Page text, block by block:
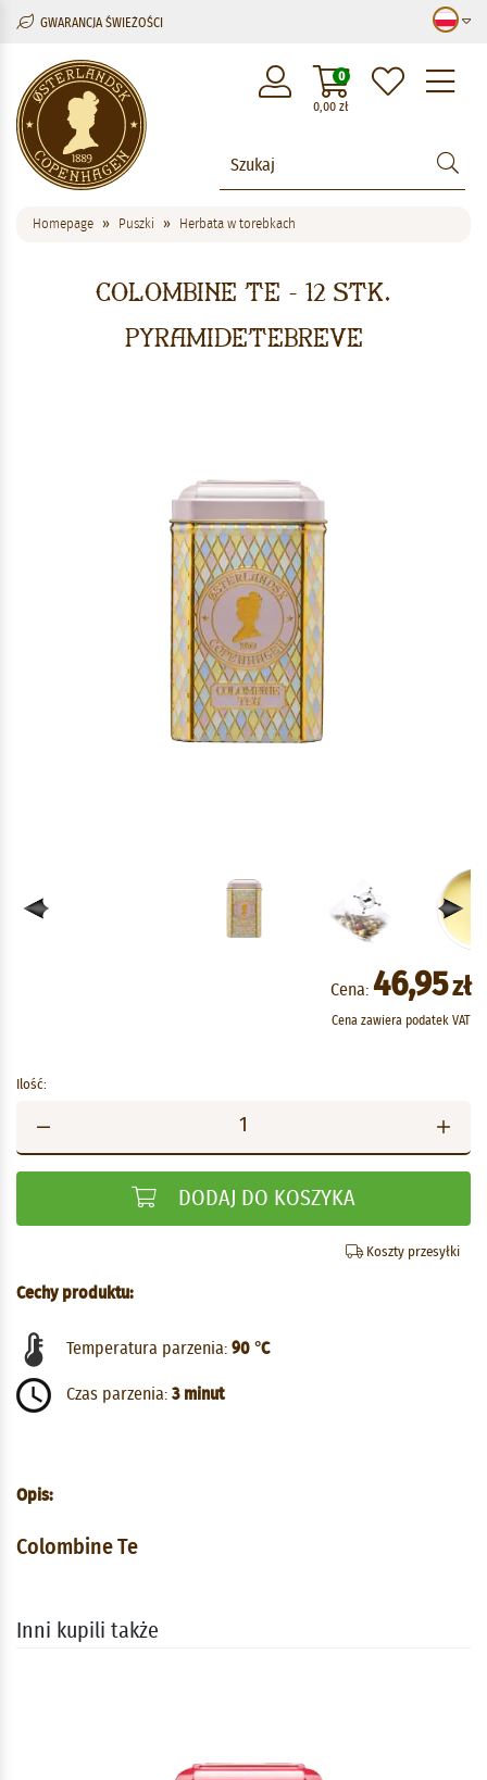
GWARANCJA ŚWIEŻOŚCI
0,00 zł
0
Homepage Puszki Herbata w torebkach
Colombine Te - 12 stk.
pyramidetebreve
Cena: 46,95zł
Cena zawiera podatek VAT
Ilość:
DODAJ DO KOSZYKA
Koszty przesyłki
Cechy produktu:
Temperatura parzenia: 90 °C
Czas parzenia: 3 minut
Opis:
Colombine Te
Inni kupili także